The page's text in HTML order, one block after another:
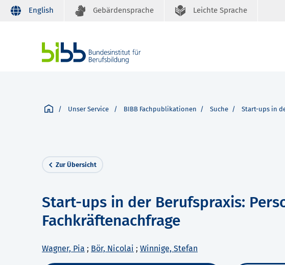
English Gebärdensprache Leichte Sprache
Unser Service BIBB Fachpublikationen Suche Start-ups in
Zur Übersicht
Start-ups in der Berufspraxis:
Fachkräftenachfrage
Wagner, Pia ; Bör, Nicolai ; Winnige, Stefan